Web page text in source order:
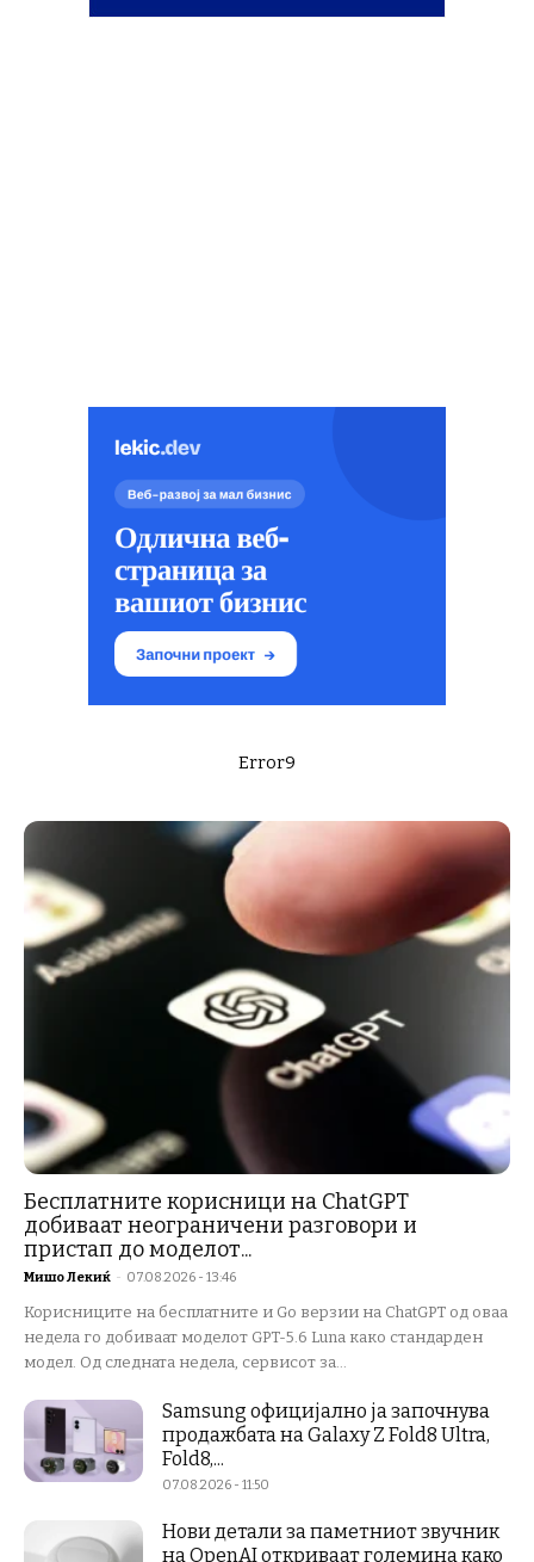
Error9
Бесплатните корисници на ChatGPT
добиваат неограничени разговори и
пристап до моделот...
Мишо Лекиќ - 07.08.2026 - 13:46
Корисниците на бесплатните и Go верзии на ChatGPT од оваа
недела го добиваат моделот GPT-5.6 Luna како стандарден
модел. Од следната недела, сервисот за...
Samsung официјално ја започнува
продажбата на Galaxy Z Fold8 Ultra,
Fold8,...
07.08.2026 - 11:50
Нови детали за паметниот звучник
на OpenAI откриваат големина како